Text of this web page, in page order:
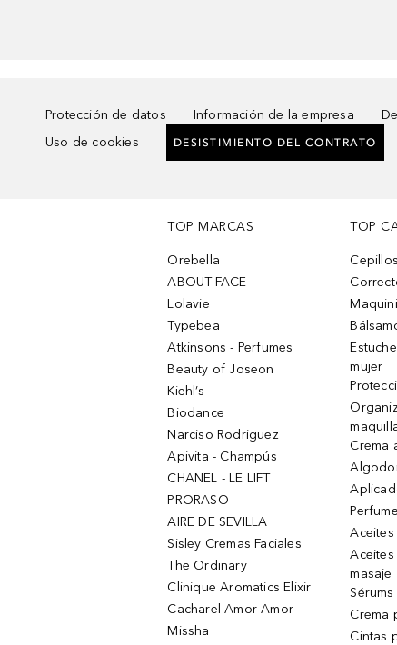
Protección de datos Información de la empresa
Uso de cookies
DESISTIMIENTO DEL CONTRATO
TOP MARCAS
Orebella
ABOUT-FACE
Lolavie
Typebea
Atkinsons - Perfumes
Beauty of Joseon
Kiehl’s
Biodance
Narciso Rodriguez
Apivita - Champús
CHANEL - LE LIFT
PRORASO
AIRE DE SEVILLA
Sisley Cremas Faciales
The Ordinary
Clinique Aromatics Elixir
Cacharel Amor Amor
Missha
TOP
Cepillos
mujer
Crema
masaje
Crema
Cintas